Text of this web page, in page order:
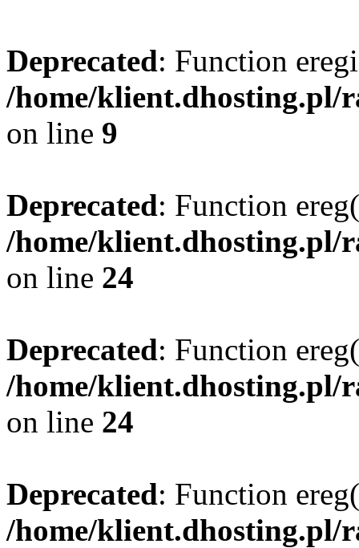
Deprecated: Function
/home/klient.dhosting.pl/
on line 9
Deprecated: Function
/home/klient.dhosting.pl/
on line 24
Deprecated: Function
/home/klient.dhosting.pl/
on line 24
Deprecated: Function
/home/klient.dhosting.pl/